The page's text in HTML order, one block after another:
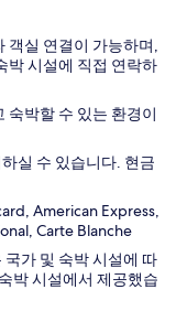
객실 연결이 가능하며,
박 시설에 직접 연락하
숙박할 수 있는 환경이
실 수 있습니다. 현금
American Express,
Carte Blanche
가 및 숙박 시설에 따
박 시설에서 제공했습